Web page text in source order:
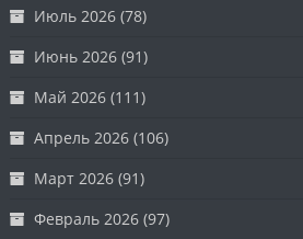
Июль 2026 (78)
Июнь 2026 (91)
Май 2026 (111)
Апрель 2026 (106)
Март 2026 (91)
Февраль 2026 (97)